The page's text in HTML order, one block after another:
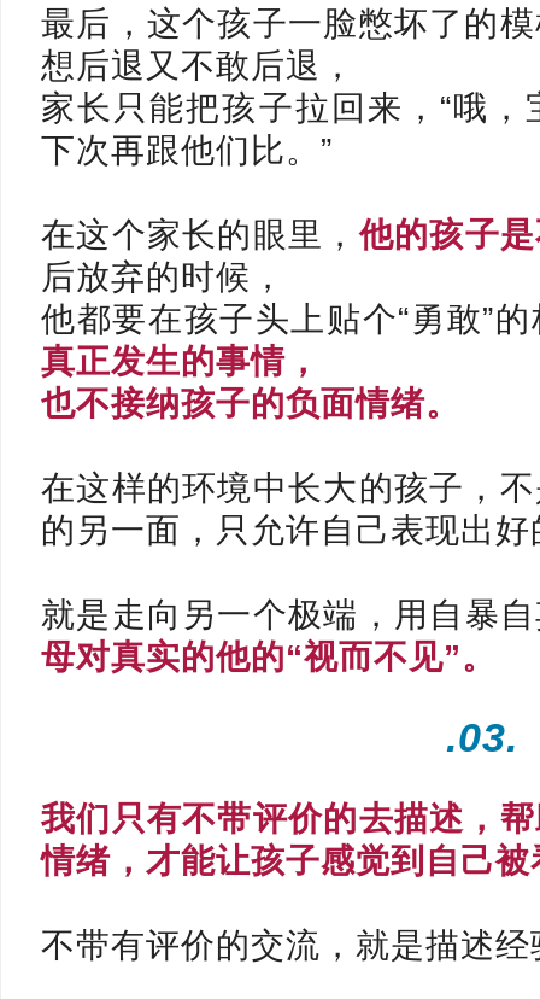
最后，这个孩子一脸憋坏了的
想后退又不敢后退，
家长只能把孩子拉回来， “哦
下次再跟他们比。 ”
在这个家长的眼里，他的孩子
后放弃的时候，
他都要在孩子头上贴个“勇敢”
真正发生的事情，
也不接纳孩子的负面情绪。
在这样的环境中长大的孩子，
的另一面， 只允许自己表现出
就是走向另一个极端， 用自暴
母对真实的他的“视而不见”。
.03.
我们只有不带评价的去描述，
情绪， 才能让孩子感觉到自己被
不带有评价的交流，就是描述